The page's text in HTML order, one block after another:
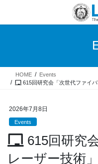
HOME
Events
615回研究会「次世代ファイ
2026年7月8日
Events
615回研究
レーザー技術